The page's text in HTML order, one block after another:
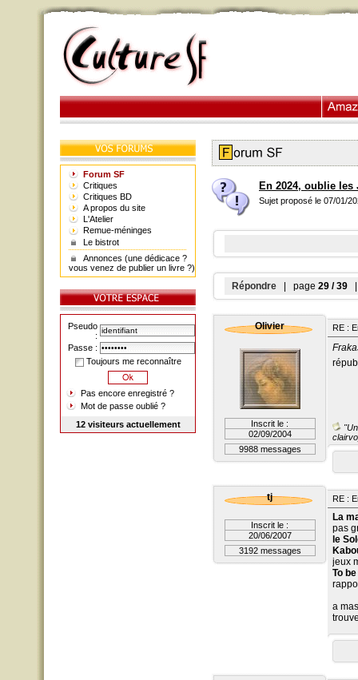
Forum SF
Critiques
Critiques BD
A propos du site
L'Atelier
Remue-méninges
Le bistrot
Annonces (une dédicace ?
vous venez de publier un livre ?)
Pseudo
:
Passe :
Toujours me reconnaître
Pas encore enregistré ?
Mot de passe oublié ?
12 visiteurs actuellement
En 2024, oublie
Sujet proposé le 07/01/
Répondre | page 29 / 39
Olivier
Inscrit le :
02/09/2004
9988 messages
RE :
tj
Inscrit le :
20/06/2007
3192 messages
RE :
La
pas
le
jeux
To
a